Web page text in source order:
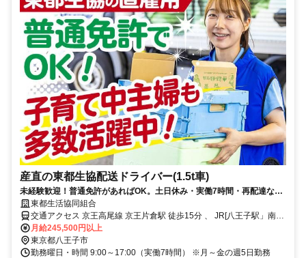
産直の東都生協配送ドライバー(1.5t車)
未経験歓迎！普通免許があればOK。土日休み・実働7時間・再配達なし
の東都生協ルート配送スタッフ
東都生活協同組合
交通アクセス 京王高尾線 京王片倉駅 徒歩15分 、 JR[八王子駅」南口
よりバスめじろ台駅行き「下小比企」下車徒歩１分
月給245,500円以上
東京都八王子市
勤務曜日・時間 9:00～17:00（実働7時間） ※月～金の週5日勤務